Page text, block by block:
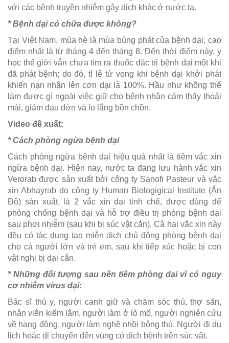
với các bệnh truyền nhiễm gây dịch khác ở nước ta.
* Bệnh dại có chữa được không?
Tại Việt Nam, mùa hè là mùa bùng phát của bệnh dại, cao
điểm nhất là từ tháng 4 đến tháng 8. Đến thời điểm này, y
học thế giới vẫn chưa tìm ra thuốc đặc trị bệnh dại một khi
đã phát bệnh; do đó, tỉ lệ tử vong khi bệnh dại khởi phát
khiến nạn nhân lên cơn dại là 100%. Hầu như không thể
làm được gì ngoài việc giữ cho bệnh nhân cảm thấy thoải
mái, giảm đau đớn và lo lắng bồn chồn.
Video đề xuất:
* Cách phòng ngừa bệnh dại
Cách phòng ngừa bệnh dại hiệu quả nhất là tiêm vắc xin
ngừa bệnh dại. Hiện nay, nước ta đang lưu hành vắc xin
Verorab được sản xuất bởi công ty Sanofi Pasteur và vắc
xin Abhayrab do công ty Human Biologigical Institute (Ấn
Độ) sản xuất, là 2 vắc xin dại tinh chế, được dùng để
phòng chống bệnh dại và hỗ trợ điều trị phòng bệnh dại
sau phơi nhiễm (sau khi bị súc vật cắn). Cả hai vắc xin này
đều có tác dụng tạo miễn dịch chủ động phòng bệnh dại
cho cả người lớn và trẻ em, sau khi tiếp xúc hoặc bị con
vật nghi bị dại cắn.
* Những đối tượng sau nên tiêm phòng dại vì có nguy
cơ nhiễm virus dại:
Bác sĩ thú y, người canh giữ và chăm sóc thú, thợ săn,
nhân viên kiểm lâm, người làm ở lò mổ, người nghiên cứu
về hang động, người làm nghề nhồi bông thú. Người đi du
lịch hoặc di chuyển đến vùng có dịch bệnh trên súc vật.